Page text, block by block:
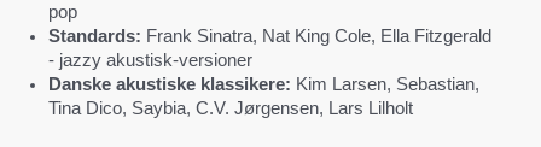
pop
Standards: Frank Sinatra, Nat King Cole, Ella Fitzgerald
- jazzy akustisk-versioner
Danske akustiske klassikere: Kim Larsen, Sebastian,
Tina Dico, Saybia, C.V. Jørgensen, Lars Lilholt